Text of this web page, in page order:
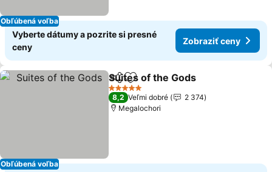
Obľúbená voľba
Vyberte dátumy a pozrite si presné
ceny
Zobraziť ceny
Obľúbená voľba
ZdieľaťPridať do obľúbených
Suites of the Gods
5 Počet hviezdičiek
8,2 Veľmi dobré
2 374
Megalochori